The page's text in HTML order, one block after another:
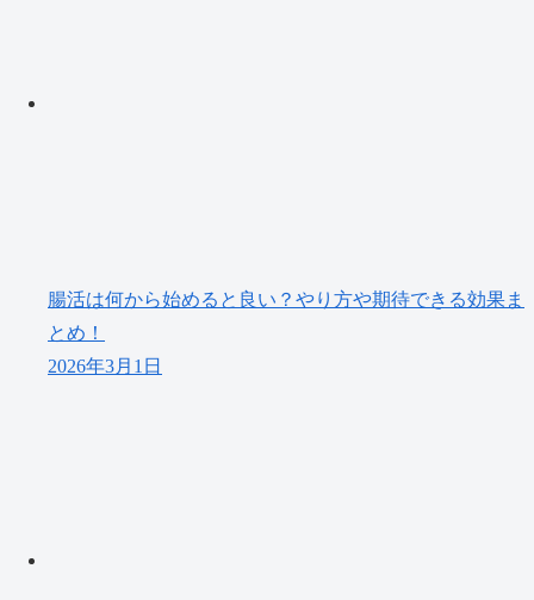
腸活は何から始めると良い？やり方や期待できる効果ま
とめ！
2026年3月1日